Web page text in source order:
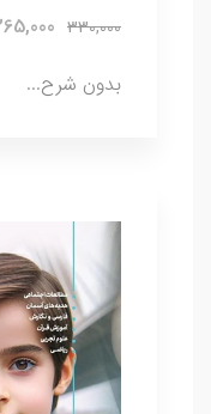
330,000
265,000
بدون شرح...